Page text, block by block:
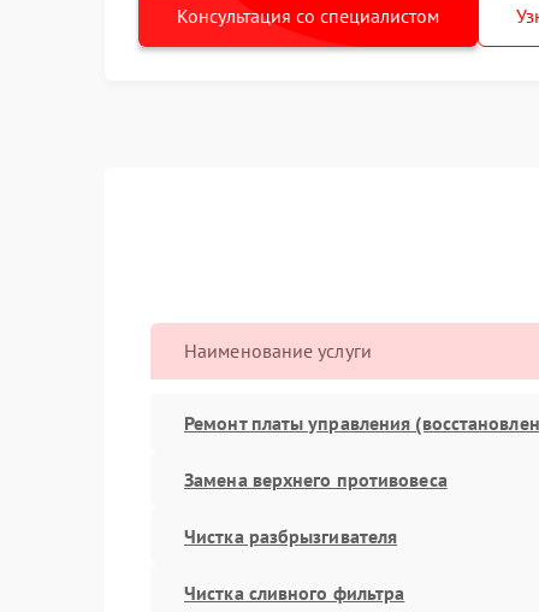
Консультация со специалистом
Наименование услуги
Ремонт платы управления
Замена верхнего противовеса
Чистка разбрызгивателя
Чистка сливного фильтра